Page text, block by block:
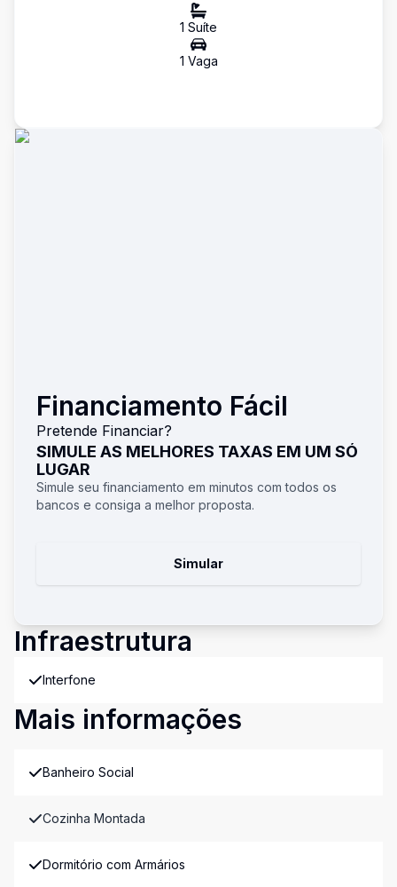
1 Suíte
1 Vaga
Financiamento Fácil
Pretende Financiar?
SIMULE AS MELHORES TAXAS EM UM SÓ
LUGAR
Simule seu financiamento em minutos com todos os
bancos e consiga a melhor proposta.
Simular
Infraestrutura
Interfone
Mais informações
Banheiro Social
Cozinha Montada
Dormitório com Armários